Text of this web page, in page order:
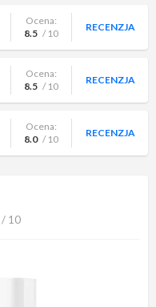
Ocena:
8.5 / 10
RECENZJA
Ocena:
8.5 / 10
RECENZJA
Ocena:
8.0 / 10
RECENZJA
/ 10